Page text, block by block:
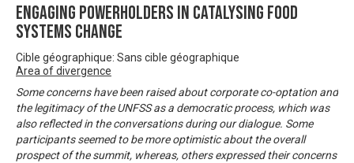
Engaging Powerholders in Catalysing Food
Systems Change
Cible géographique: Sans cible géographique
Area of divergence
Some concerns have been raised about corporate co-optation and
the legitimacy of the UNFSS as a democratic process, which was
also reflected in the conversations during our dialogue. Some
participants seemed to be more optimistic about the overall
prospect of the summit, whereas, others expressed their concerns